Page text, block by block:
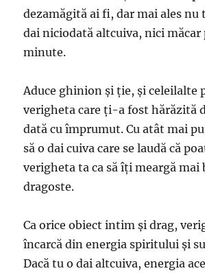
dezamăgită ai fi, dar mai ales nu
dai niciodată altcuiva, nici măcar
minute.
Aduce ghinion și ție, și celeilalte
verigheta care ți-a fost hărăzită
dată cu împrumut. Cu atât mai
să o dai cuiva care se laudă că
verigheta ta ca să îți meargă mai
dragoste.
Ca orice obiect intim și drag,
încarcă din energia spiritului și
Dacă tu o dai altcuiva, energia